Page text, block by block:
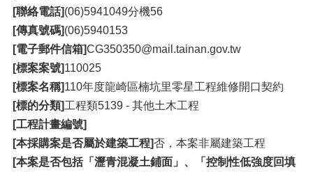
[聯絡電話](06)5941049分機56
[傳真號碼](06)5940153
[電子郵件信箱]CG350350@mail.tainan.gov.tw
[標案案號]110025
[標案名稱]110年度龍崎區楠坑里零星工程維修開口契約
[標的分類]工程類5139 - 其他土木工程
[工程計畫編號]
[本採購案是否屬於建築工程]否，本案非屬建築工程
[本案是否包括「瀝青混凝土鋪面」、「控制性低強度回填